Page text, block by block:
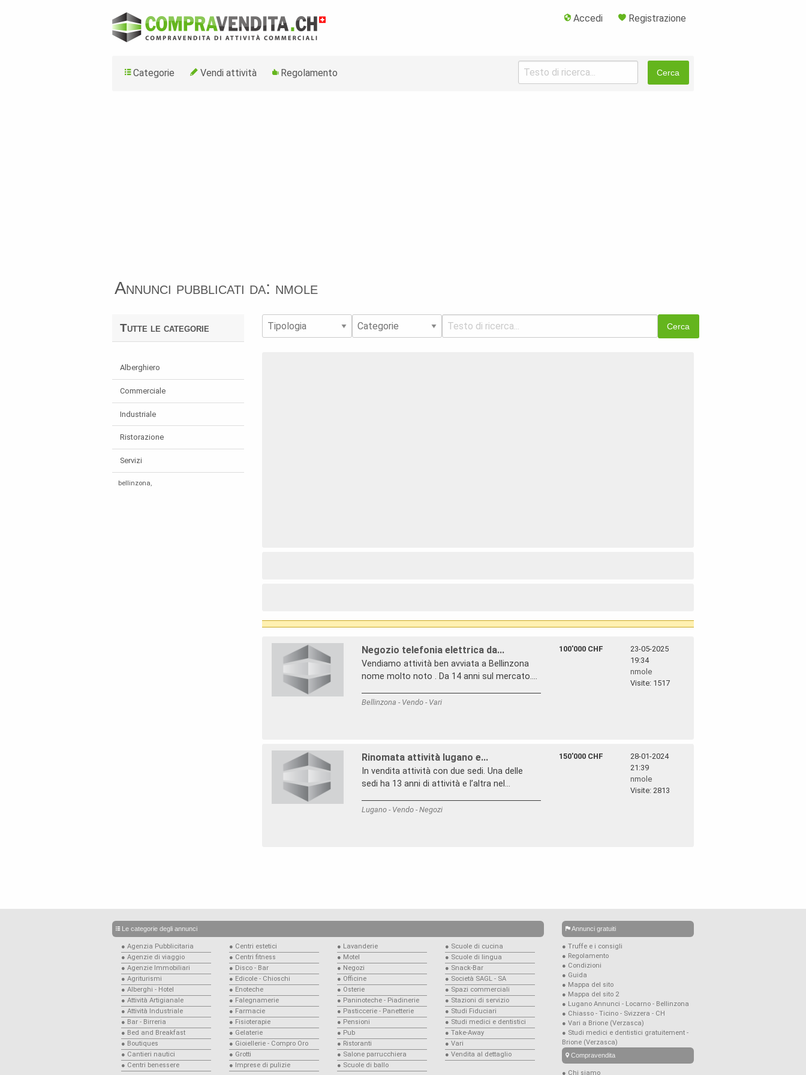
Accedi Registrazione
Categorie Vendi attività Regolamento Cerca
Annunci pubblicati da: nmole
Tutte le categorie
Alberghiero
Commerciale
Industriale
Ristorazione
Servizi
bellinzona
Negozio telefonia elettrica da...
Vendiamo attività ben avviata a Bellinzona
nome molto noto . Da 14 anni sul mercato....
Bellinzona - Vendo - Vari
100'000 CHF
23-05-2025
19:34
nmole
Visite: 1517
Rinomata attività lugano e...
In vendita attività con due sedi. Una delle
sedi ha 13 anni di attività e l’altra nel...
Lugano - Vendo - Negozi
150'000 CHF
28-01-2024
21:39
nmole
Visite: 2813
Le categorie degli annunci
● Agenzia Pubblicitaria
● Agenzie di viaggio
● Agenzie Immobiliari
● Agriturismi
● Alberghi - Hotel
● Attività Artigianale
● Attività Industriale
● Bar - Birreria
● Bed and Breakfast
● Boutiques
● Cantieri nautici
● Centri benessere
● Centri estetici
● Centri fitness
● Disco - Bar
● Edicole - Chioschi
● Enoteche
● Falegnamerie
● Farmacie
● Fisioterapie
● Gelaterie
● Gioiellerie - Compro Oro
● Grotti
● Imprese di pulizie
● Lavanderie
● Motel
● Negozi
● Officine
● Osterie
● Paninoteche - Piadinerie
● Pasticcerie - Panetterie
● Pensioni
● Pub
● Ristoranti
● Salone parrucchiera
● Scuole di ballo
● Scuole di cucina
● Scuole di lingua
● Snack-Bar
● Società SAGL - SA
● Spazi commerciali
● Stazioni di servizio
● Studi Fiduciari
● Studi medici e dentistici
● Take-Away
● Vari
● Vendita al dettaglio
Annunci gratuiti
● Truffe e i consigli
● Regolamento
● Condizioni
● Guida
● Mappa del sito
● Mappa del sito 2
● Lugano Annunci - Locarno - Bellinzona
● Chiasso - Ticino - Svizzera - CH
● Vari a Brione (Verzasca)
● Studi medici e dentistici gratuitement -
Brione (Verzasca)
Compravendita
● Chi siamo